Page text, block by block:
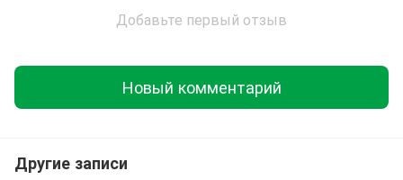
Добавьте первый отзыв
Новый комментарий
Другие записи